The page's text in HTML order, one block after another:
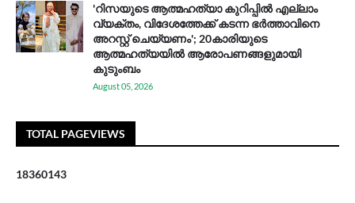
'റിസയുടെ ആത്മഹത്യാ കുറിപ്പിൽ എല്ലാം
വ്യക്തം, വിദേശത്തേക്ക് കടന്ന ഭർത്താവിനെ
അറസ്റ്റ് ചെയ്യണം'; 20കാരിയുടെ
ആത്മഹത്യയിൽ ആരോപണങ്ങളുമായി
കുടുംബം
August 05, 2026
TOTAL PAGEVIEWS
18360143